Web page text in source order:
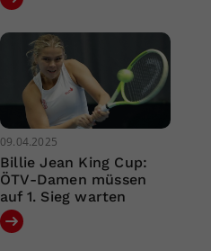
09.04.2025
Billie Jean King Cup:
ÖTV-Damen müssen
auf 1. Sieg warten